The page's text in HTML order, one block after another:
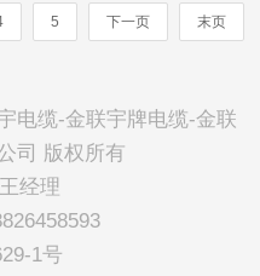
5 下一页 末页
电缆-金联宇牌电缆-金联
司 版权所有
经理
1号